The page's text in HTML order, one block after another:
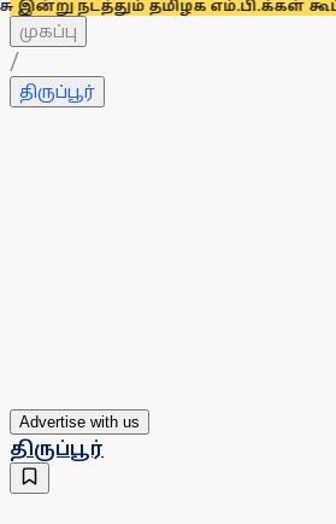
தமிழக எம்.பி.க்கள் கூட்டத்தில்
முகப்பு
/
திருப்பூர்
Advertise with us
திருப்பூர்